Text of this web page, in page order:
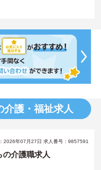
介護・福祉求人
2026年07月27日 求人番号：9857591
介護職求人